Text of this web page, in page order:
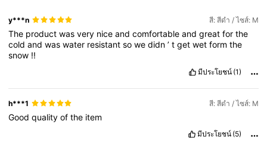
y***n สี: สีดำ / ไซส์: M
The productwasvery niceandcomfortableandgreatforthe
coldandwaswater resistantsowedidn’tgetwetformthe
snow !!
มีประโยชน์ (1)
h***1 สี: สีดำ / ไซส์: M
Goodqualityofthe item
มีประโยชน์ (5)